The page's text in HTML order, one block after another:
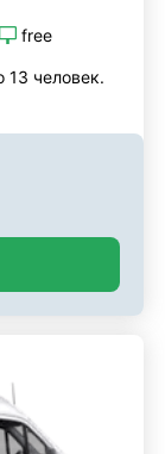
free
13 человек.